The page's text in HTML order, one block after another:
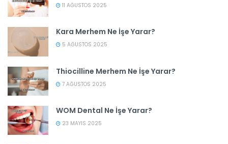
11 AĞUSTOS 2025
Kara Merhem Ne İşe Yarar?
5 AĞUSTOS 2025
Thiocilline Merhem Ne İşe Yarar?
7 AĞUSTOS 2025
WOM Dental Ne İşe Yarar?
23 MAYIS 2025